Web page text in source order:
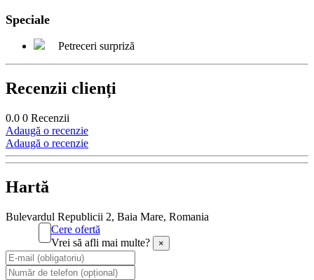
Speciale
Petreceri surpriză
Recenzii clienți
0.0 0 Recenzii
Adaugă o recenzie
Adaugă o recenzie
Hartă
Bulevardul Republicii 2, Baia Mare, Romania
Cere ofertă
Vrei să afli mai multe?
×